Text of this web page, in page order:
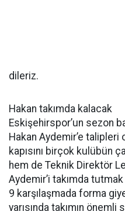
dileriz.
Hakan takımda kalacak
Eskişehirspor’un sezon
Hakan Aydemir’e talipleri
kapısını birçok kulübün
hem de Teknik Direktör
Aydemir’i takımda
9 karşılaşmada forma
yarısında takımın önemli